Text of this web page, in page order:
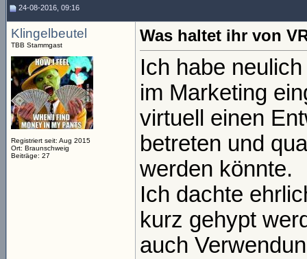
24-08-2016, 09:16
Klingelbeutel
TBB Stammgast
Registriert seit: Aug 2015
Ort: Braunschweig
Beiträge: 27
Was haltet ihr von
Ich habe
im Marketing
virtuell einen
betreten und
werden könnte.
Ich dachte
kurz gehypt
auch